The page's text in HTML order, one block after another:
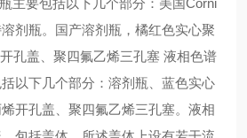
主要包括以下几个部分：美国Corni
剂瓶。国产溶剂瓶，橘红色实心聚
孔盖、聚四氟乙烯三孔塞 液相色谱
以下几个部分：溶剂瓶、蓝色实心
开孔盖、聚四氟乙烯三孔塞。液相